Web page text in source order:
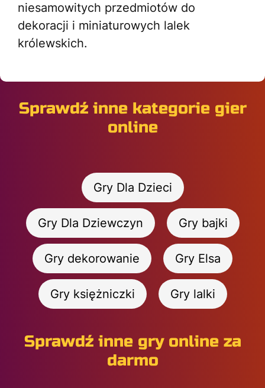
niesamowitych przedmiotów do
dekoracji i miniaturowych lalek
królewskich.
Sprawdź inne kategorie gier
online
Gry Dla Dzieci
Gry Dla Dziewczyn Gry bajki
Gry dekorowanie Gry Elsa
Gry księżniczki Gry lalki
Sprawdź inne gry online za
darmo